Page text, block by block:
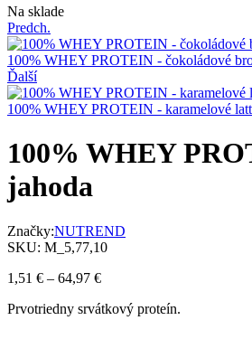
Dostupnosť:
Na sklade
Predch.
100% WHEY PROTEIN - čokoládové
Ďalší
100% WHEY PROTEIN - karamelové
100% WHEY
jahoda
Značky:NUTREND
SKU: M_5,77,10
1,51 € – 64,97 €Price
1,51 €
Prvotriedny srvátkový proteín.